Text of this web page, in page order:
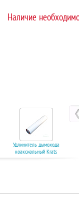
Наличие
Удлинитель дымохода
коаксиальный Krats
В корзину